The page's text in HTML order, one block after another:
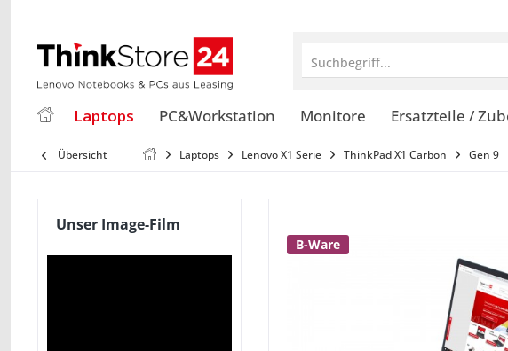
Suchbegriff...
Laptops PC&Workstation Monitore Ersatzteile /
Übersicht Laptops Lenovo X1 Serie ThinkPad X1 Carbon Gen 9
Unser Image-Film
B-Ware